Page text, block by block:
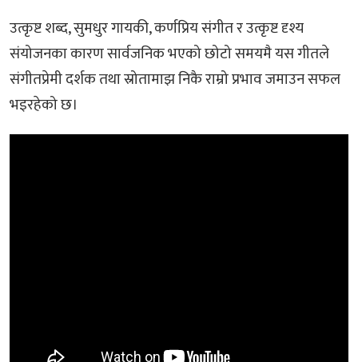
उत्कृष्ट शब्द, सुमधुर गायकी, कर्णप्रिय संगीत र उत्कृष्ट दृश्य
संयोजनका कारण सार्वजनिक भएको छोटो समयमै यस गीतले
संगीतप्रेमी दर्शक तथा स्रोतामाझ निकै राम्रो प्रभाव जमाउन सफल
भइरहेको छ।